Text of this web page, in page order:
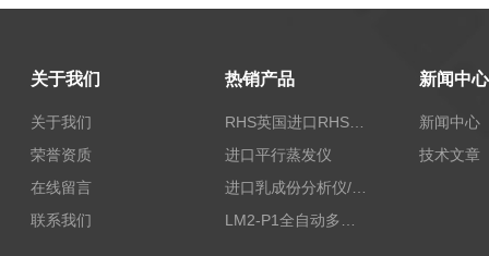
关于我们
关于我们
荣誉资质
在线留言
联系我们
热销产品
RHS英国进口RHS植物标准比色卡
进口平行蒸发仪
进口乳成份分析仪/乳品分析仪
新闻中心
新闻中心
技术文章